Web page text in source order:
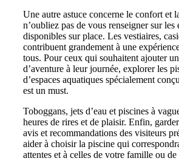
Une autre astuce concerne le confort et
n’oubliez pas de vous renseigner sur les
disponibles sur place. Les vestiaires,
contribuent grandement à une
tous. Pour ceux qui souhaitent ajouter
d’aventure à leur journée, explorer les
d’espaces aquatiques spécialement
est un must.
Toboggans, jets d’eau et piscines à
heures de rires et de plaisir. Enfin,
avis et recommandations des visiteurs
aider à choisir la piscine qui
attentes et à celles de votre famille ou de